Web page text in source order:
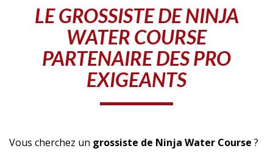
LEGROSSISTEDE NINJA
WATER COURSE
PARTENAIRE DES PRO
EXIGEANTS
Vous cherchez un grossiste de Ninja Water Course ?